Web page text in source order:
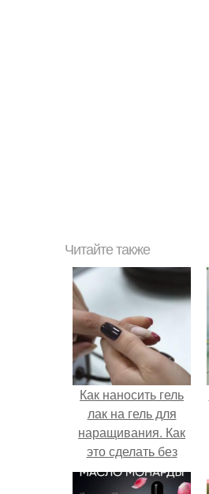
Читайте также
Как наносить гель
лак на гель для
наращивания. Как
это сделать без
ошибок